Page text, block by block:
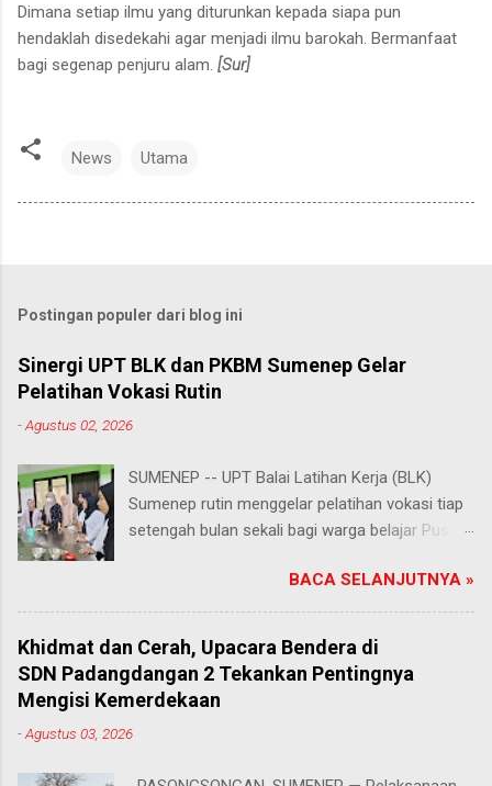
Dimana setiap ilmu yang diturunkan kepada siapa pun
hendaklah disedekahi agar menjadi ilmu barokah. Bermanfaat
bagi segenap penjuru alam. [Sur]
News Utama
Postingan populer dari blog ini
Sinergi UPT BLK dan PKBM Sumenep Gelar
Pelatihan Vokasi Rutin
-Agustus 02, 2026
SUMENEP -- UPT Balai Latihan Kerja (BLK)
Sumenep rutin menggelar pelatihan vokasi tiap
setengah bulan sekali bagi warga belajar Pusat
Kabupaten Sumenep. Ahad (2/8/2026).
Program ini menawarkan berbagai pilihan
keterampilan, mulai dari pembuatan roti dan kue
hingga kejuruan lainnya yang bebas dipilih
peserta sesuai bakat dan minat masing-
para peserta. Salah satunya Juhairiyah, peserta
BACA SELANJUTNYA »
Khidmat dan Cerah, Upacara Bendera di
SDN Padangdangan 2 Tekankan Pentingnya
Mengisi Kemerdekaan
-Agustus 03, 2026